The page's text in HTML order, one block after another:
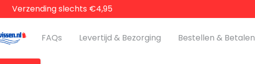
Verzending slechts €4,95
FAQs Levertijd & Bezorging Bestellen & Betalen